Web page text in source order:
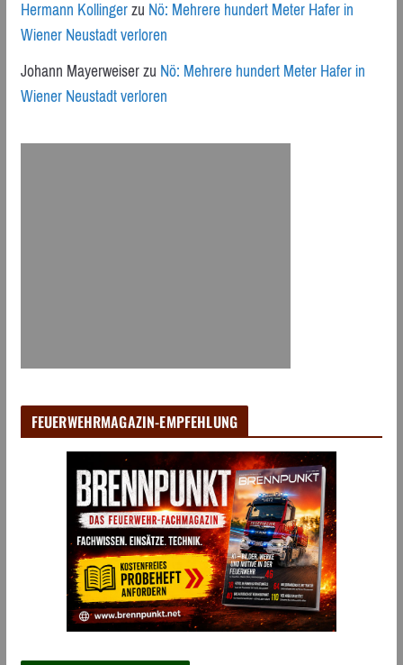
Hermann KollingerzuNö: Mehrere hundert Meter Hafer in
Wiener Neustadt verloren
Johann MayerweiserzuNö: Mehrere hundert Meter Hafer in
Wiener Neustadt verloren
FEUERWEHRMAGAZIN-EMPFEHLUNG